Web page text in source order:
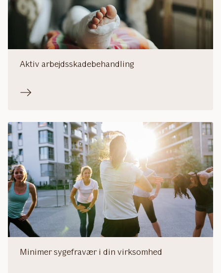
Aktiv arbejdsskadebehandling
Minimer sygefravær i din virksomhed